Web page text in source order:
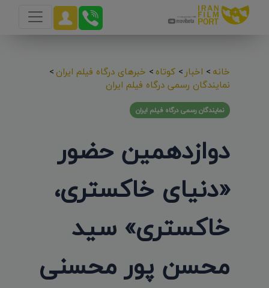
خانه> اخبار> کوتاه> خبرهای درگاه فیلم ایران>
نمایندگان رسمی درگاه فیلم ایران
نمایندگان رسمی درگاه فیلم ایران
دوازدهمین حضور
«دنیای خاکستری،
خاکستری» سید
محسن پور محسنی